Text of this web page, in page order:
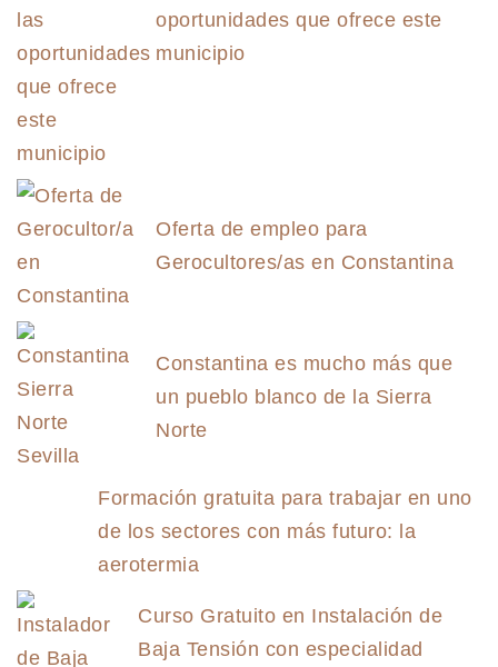
oportunidades que ofrece este
municipio
Oferta de empleo para
Gerocultores/as en Constantina
Constantina es mucho más que
un pueblo blanco de la Sierra
Norte
Formación gratuita para trabajar en uno
de los sectores con más futuro: la
aerotermia
Curso Gratuito en Instalación de
Baja Tensión con especialidad